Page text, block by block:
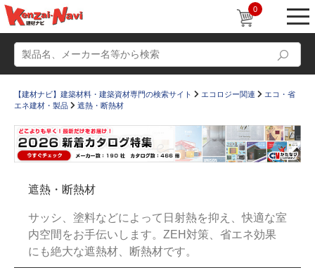
0
すまいリング 設計士インタビュー
Q＆A 販売・施工代理店募集
【建材ナビ】建築材料・建築資材専門の検索サイト エコロジー関連
エコ・省
エネ建材・製品
遮熱・断熱材
遮熱・断熱材
サッシ、塗料などによって日射熱を抑え、快適な室
内空間をお手伝いします。ZEH対策、省エネ効果
にも絶大な遮熱材、断熱材です。